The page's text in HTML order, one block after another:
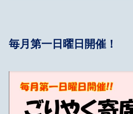
毎月第一日曜日開催！